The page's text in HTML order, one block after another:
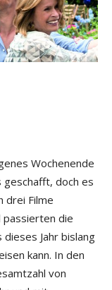
Wochenende
doch es
drei Filme
passierten die
dieses Jahr bislang
kann. In den
von